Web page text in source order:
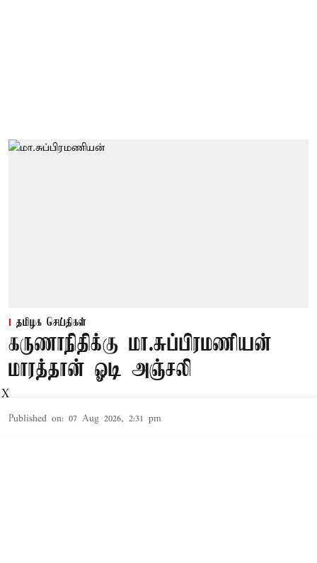
தமிழக செய்திகள்
கருணாநிதிக்கு மா.சுப்பிரமணியன்
மாரத்தான் ஓடி அஞ்சலி
Published on: 07 Aug 2026, 2:31 pm
X